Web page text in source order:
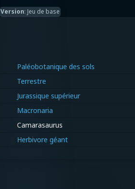
Version: Jeu de base
Paléobotanique des sols
Terrestre
Jurassique supérieur
Macronaria
Camarasaurus
Herbivore géant